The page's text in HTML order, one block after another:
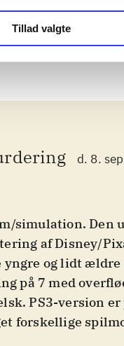
Tillad valgte
d. 8.
simulation. Den
af Disney/
og lidt ældre
på 7 med
PS3-version er
forskellige